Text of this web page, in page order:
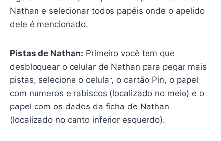
Nathan e selecionar todos papéis onde o apelido
dele é mencionado.
Pistas de Nathan: Primeiro você tem que
desbloquear o celular de Nathan para pegar mais
pistas, selecione o celular, o cartão Pin, o papel
com números e rabiscos (localizado no meio) e o
papel com os dados da ficha de Nathan
(localizado no canto inferior esquerdo).